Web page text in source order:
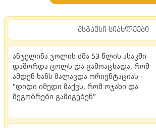
მსგავსი სიახლეები
ანჯელინა ჯოლის ძმა 53 წლის ასაკში
დაშორდა ცოლს და გამოაცხადა, რომ
ამდენ ხანს მალავდა ორიენტაციას -
"დიდი იმედი მაქვს, რომ ოჯახი და
მეგობრები გამიგებენ"